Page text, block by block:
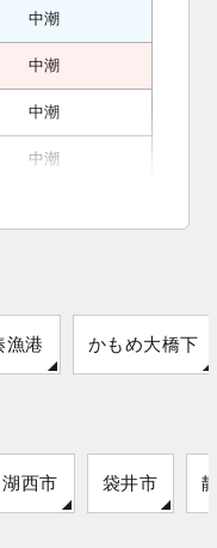
中潮
中潮
中潮
中潮
漁港 かもめ大橋下
湖西市 袋井市